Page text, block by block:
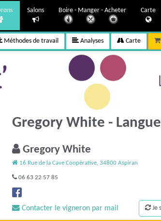
Salons Boire - Manger - Acheter Carte
Méthodes de travail Analyses Carte
Gregory White -
Gregory White
16 Rue de la Cave Coopérative, 34800 Aspiran
06 63 22 57 85
Contacter le vigneron par mail Je